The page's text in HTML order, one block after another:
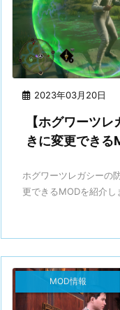
2023年03月20日
【ホグワーツ
きに変更できる
ホグワーツレガシーの
更できるMODを紹介し
MOD情報